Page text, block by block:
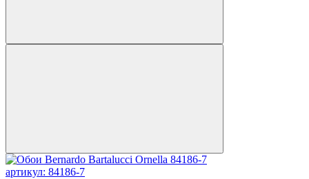
артикул: 84186-7